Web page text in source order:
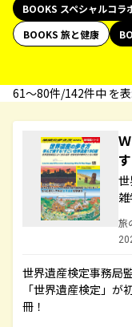
BOOKS スペシャルコラ
BOOKS 旅と健康
61〜80件/142件中 を
旅
世界遺産検定事務局
「世界遺産検定」
冊！